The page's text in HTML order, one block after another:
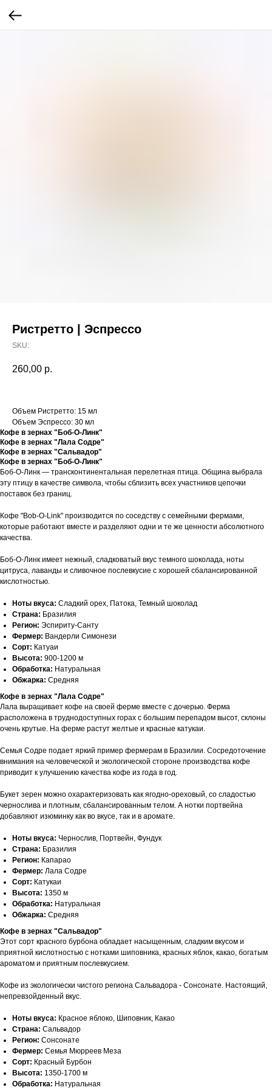
Ристретто | Эспрессо
SKU:
260,00 р.
Объем Ристретто: 15 мл
Объем Эспрессо: 30 мл
Кофе в зернах "Боб-О-Линк"
Кофе в зернах "Лала Содре"
Кофе в зернах "Сальвадор"
Кофе в зернах "Боб-О-Линк"
Боб-О-Линк — трансконтинентальная перелетная птица. Община выбрала
эту птицу в качестве символа, чтобы сблизить всех участников цепочки
поставок без границ.
Кофе "Bob-O-Link" производится по соседству с семейными фермами,
которые работают вместе и разделяют одни и те же ценности абсолютного
качества.
Боб-О-Линк имеет нежный, сладковатый вкус темного шоколада, ноты
цитруса, лаванды и сливочное послевкусие с хорошей сбалансированной
кислотностью.
Ноты вкуса: Сладкий орех, Патока, Темный шоколад
Страна: Бразилия
Регион: Эспириту-Санту
Фермер: Вандерли Симонези
Сорт: Катуаи
Высота: 900-1200 м
Обработка: Натуральная
Обжарка: Средняя
Кофе в зернах "Лала Содре"
Лала выращивает кофе на своей ферме вместе с дочерью. Ферма
расположена в труднодоступных горах с большим перепадом высот, склоны
очень крутые. На ферме растут желтые и красные катукаи.
Семья Содре подает яркий пример фермерам в Бразилии. Сосредоточение
внимания на человеческой и экологической стороне производства кофе
приводит к улучшению качества кофе из года в год.
Букет зерен можно охарактеризовать как ягодно-ореховый, со сладостью
чернослива и плотным, сбалансированным телом. А нотки портвейна
добавляют изюминку как во вкусе, так и в аромате.
Ноты вкуса: Чернослив, Портвейн, Фундук
Страна: Бразилия
Регион: Капарао
Фермер: Лала Содре
Сорт: Катукаи
Высота: 1350 м
Обработка: Натуральная
Обжарка: Средняя
Кофе в зернах "Сальвадор"
Этот сорт красного бурбона обладает насыщенным, сладким вкусом и
приятной кислотностью с нотками шиповника, красных яблок, какао, богатым
ароматом и приятным послевкусием.
Кофе из экологически чистого региона Сальвадора - Сонсонате. Настоящий,
непревзойденный вкус.
Ноты вкуса: Красное яблоко, Шиповник, Какао
Страна: Сальвадор
Регион: Сонсонате
Фермер: Семья Мюрреев Меза
Сорт: Красный Бурбон
Высота: 1350-1700 м
Обработка: Натуральная
Пн-Пт с 09:00 до 21:00
Сб, Вс и праздничные дни с 10:00 до 21:00
info@smartcoffeelab.ru
+7 926 891 92 01
Москва, проспект Мира 119, стр.
47
ВДНХ
Как нас найти: